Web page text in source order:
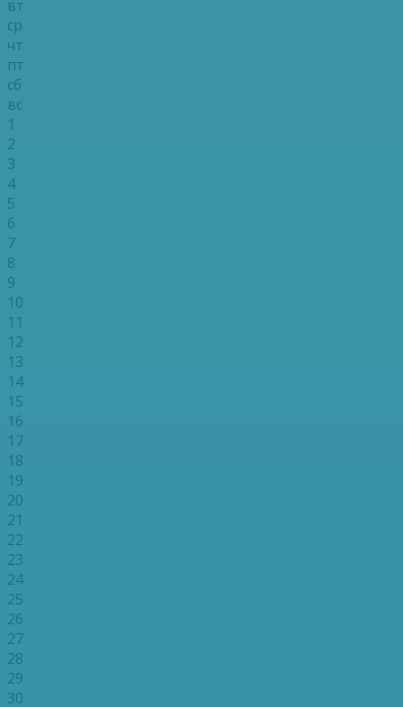
вт
ср
чт
пт
сб
вс
1
2
3
4
5
6
7
8
9
10
11
12
13
14
15
16
17
18
19
20
21
22
23
24
25
26
27
28
29
30